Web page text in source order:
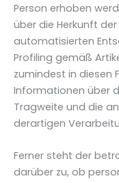
Person erhoben
über die Herkunft
automatisierten
Profiling gemäß
zumindest in diesen
Informationen über
Tragweite und die
derartigen
Ferner steht der
darüber zu, ob